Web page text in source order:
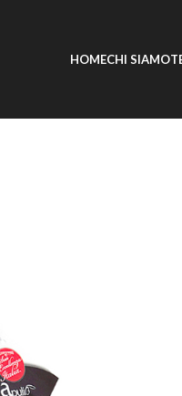
HOMECHI SIAMO